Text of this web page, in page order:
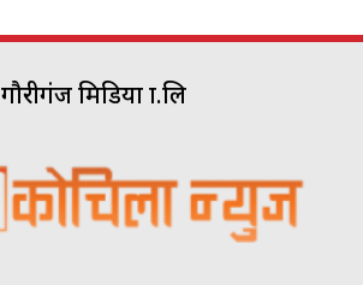
गौरीगंज मिडिया प्रा.लि